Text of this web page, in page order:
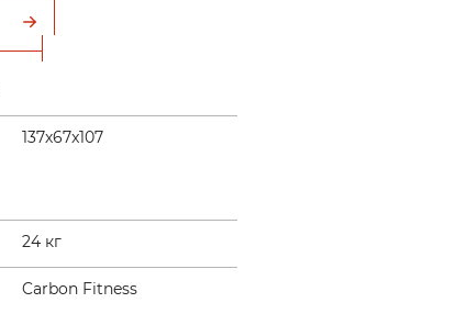
137х67x107
24 кг
Carbon Fitness